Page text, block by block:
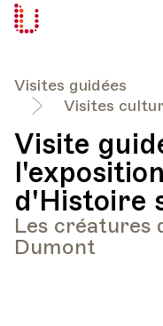
Visites guidées
Visites
Visite
d'Histoire
Les créatures
Dumont